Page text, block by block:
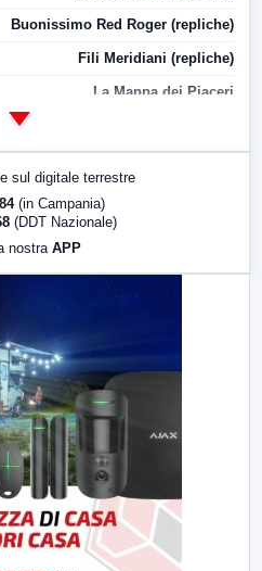
Buonissimo Red Roger (repliche)
Fili Meridiani (repliche)
La Mappa dei Piaceri
sul digitale terrestre
(in Campania)
(DDT Nazionale)
nostra APP